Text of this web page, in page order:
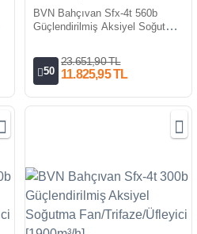
BVN Bahçıvan Sfx-4t 560b
Güçlendirilmiş Aksiyel Soğutma
50
23.651,90 TL
11.825,95 TL